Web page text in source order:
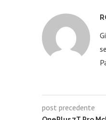
post precedente